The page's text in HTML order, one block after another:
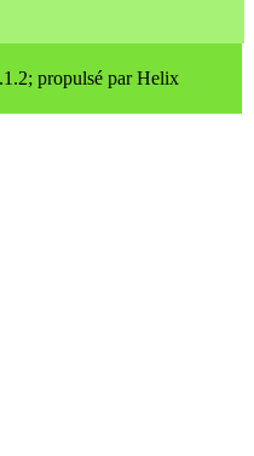
propulsé par Helix